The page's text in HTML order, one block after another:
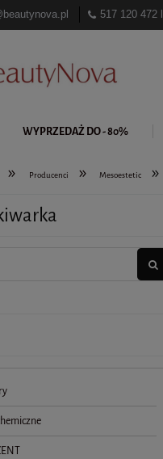
517 120 472
WYPRZEDAŻ DO - 80%
» Producenci » Mesoestetic »